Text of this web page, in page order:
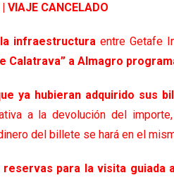
VIAJE CANCELADO
infraestructuraentre Getafe
Calatrava” a Almagro
ya hubieran adquirido sus
a la devolución del
del billete se hará en el
reservas para la visita guiada